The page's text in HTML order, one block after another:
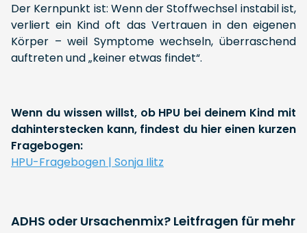
Der Kernpunkt ist: Wenn der Stoffwechsel instabil ist,
verliert ein Kind oft das Vertrauen in den eigenen
Körper – weil Symptome wechseln, überraschend
auftreten und „keiner etwas findet“.
Wenn du wissen willst, ob HPU bei deinem Kind mit
dahinterstecken kann, findest du hier einen kurzen
Fragebogen:
HPU-Fragebogen | Sonja Ilitz
ADHS oder Ursachenmix? Leitfragen für mehr